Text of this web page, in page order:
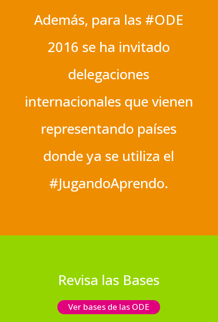
Además, para las #ODE
2016 se ha invitado
delegaciones
internacionales que vienen
representando países
donde ya se utiliza el
#JugandoAprendo.
Revisa las Bases
Ver bases de las ODE